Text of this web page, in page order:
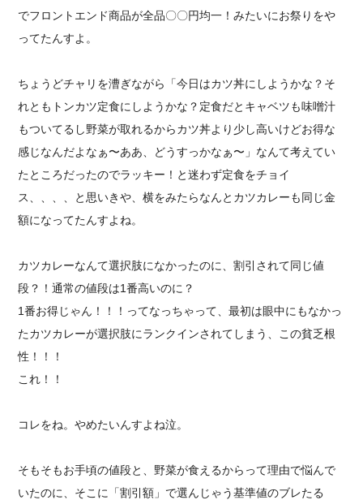
でフロントエンド商品が全品〇〇円均一！みたいにお祭りをや
ってたんすよ。
ちょうどチャリを漕ぎながら「今日はカツ丼にしようかな？そ
れともトンカツ定食にしようかな？定食だとキャベツも味噌汁
もついてるし野菜が取れるからカツ丼より少し高いけどお得な
感じなんだよなぁ〜ああ、どうすっかなぁ〜」なんて考えてい
たところだったのでラッキー！と迷わず定食をチョイ
ス、、、、と思いきや、横をみたらなんとカツカレーも同じ金
額になってたんすよね。
カツカレーなんて選択肢になかったのに、割引されて同じ値
段？！通常の値段は1番高いのに？
1番お得じゃん！！！ってなっちゃって、最初は眼中にもなかっ
たカツカレーが選択肢にランクインされてしまう、この貧乏根
性！！！
これ！！
コレをね。やめたいんすよね泣。
そもそもお手頃の値段と、野菜が食えるからって理由で悩んで
いたのに、そこに「割引額」で選んじゃう基準値のブレたる